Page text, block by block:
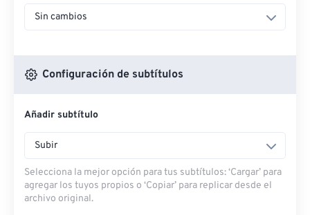
Sin cambios
Configuración de subtítulos
Añadir subtítulo
Subir
Selecciona la mejor opción para tus subtítulos: ‘Cargar’ para
agregar los tuyos propios o ‘Copiar’ para replicar desde el
archivo original.